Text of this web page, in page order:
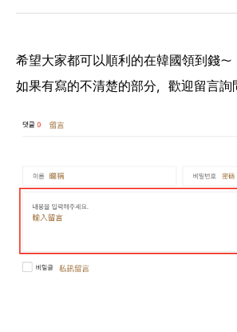
希望大家都可以順利的在韓國領到錢～
如果有寫的不清楚的部分，歡迎留言詢